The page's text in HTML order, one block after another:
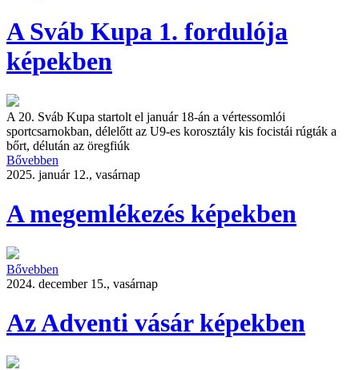
A Sváb Kupa 1. fordulója
képekben
A 20. Sváb Kupa startolt el január 18-án a vértessomlói
sportcsarnokban, délelőtt az U9-es korosztály kis focistái rúgták a
bőrt, délután az öregfiúk
Bővebben
2025. január 12., vasárnap
A megemlékezés képekben
Bővebben
2024. december 15., vasárnap
Az Adventi vásár képekben